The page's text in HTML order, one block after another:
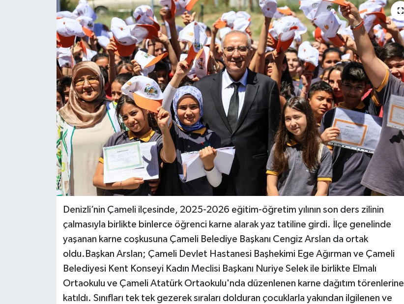
Denizli’nin Çameli ilçesinde, 2025-2026 eğitim-öğretim yılının son ders zilinin
çalmasıyla birlikte binlerce öğrenci karne alarak yaz tatiline girdi. İlçe genelinde
yaşanan karne coşkusuna Çameli Belediye Başkanı Cengiz Arslan da ortak
oldu.Başkan Arslan; Çameli Devlet Hastanesi Başhekimi Ege Ağırman ve Çameli
Belediyesi Kent Konseyi Kadın Meclisi Başkanı Nuriye Selek ile birlikte Elmalı
Ortaokulu ve Çameli Atatürk Ortaokulu'nda düzenlenen karne dağıtım törenlerine
katıldı. Sınıfları tek tek gezerek sıraları dolduran çocuklarla yakından ilgilenen ve
ÖZEL HABER
RESMİ REKLAM